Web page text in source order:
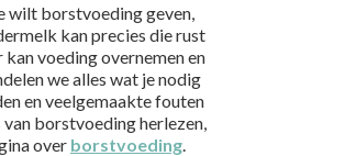
wilt borstvoeding geven,
kan precies die rust
voeding overnemen en
we alles wat je nodig
en veelgemaakte fouten
borstvoeding herlezen,
over borstvoeding.